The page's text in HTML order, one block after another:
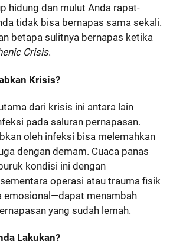
hidung dan mulut Anda rapat-
tidak bisa bernapas sama sekali.
betapa sulitnya bernapas ketika
Crisis.
Krisis?
dari krisis ini antara lain
pada saluran pernapasan.
oleh infeksi bisa melemahkan
dengan demam. Cuaca panas
kondisi ini dengan
operasi atau trauma fisik
emosional—dapat menambah
yang sudah lemah.
Lakukan?